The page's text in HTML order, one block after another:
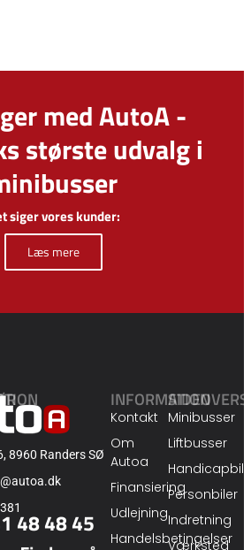
med AutoA -
største udvalg i
siger vores kunder:
Læs mere
Minibusser
Liftbusser
Personbiler
Indretning
Værksted
INFORMATION
Kontakt
Om
Autoa
Finansiering
Udlejning
Handelsbetingelser
8960 Randers SØ
48 48 45